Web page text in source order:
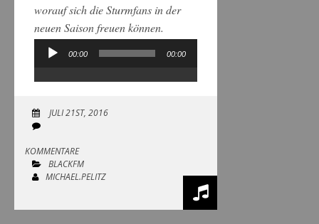
worauf sich die Sturmfans in der
neuen Saison freuen können.
Audio-
00:00 00:00
JULI 21ST, 2016
KOMMENTARE
BLACKFM
MICHAEL.PELITZ